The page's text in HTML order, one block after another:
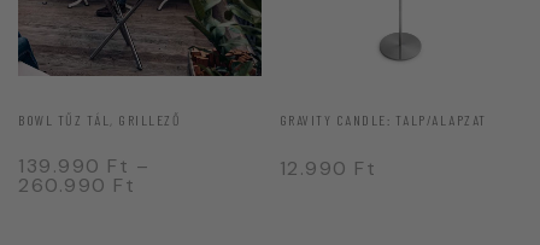
BOWL TŰZ TÁL, GRILLEZŐ
139.990 Ft –
260.990 Ft
GRAVITY CANDLE: TALP/ALAPZAT
12.990 Ft